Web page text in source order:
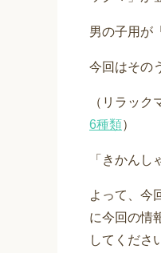
男の子用が
今回はその
（リラッ
6種類）
「きかん
よって、今
に今回の情
してくださ